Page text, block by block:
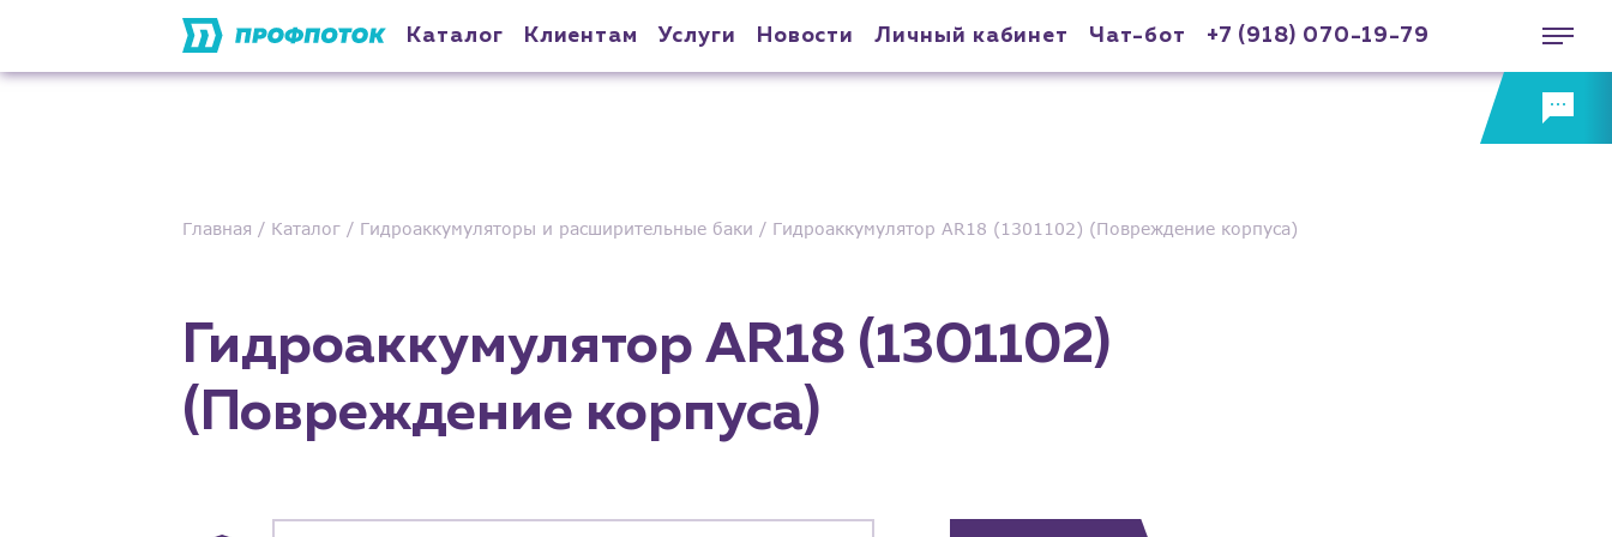
Каталог Клиентам Услуги Новости Личный кабинет Чат-бот +7 (918) 070-19-79
Главная Каталог Гидроаккумуляторы и расширительные баки Гидроаккумулятор AR18 (1301102) (Повреждение корпуса)
Гидроаккумулятор AR18 (1301102)
(Повреждение корпуса)